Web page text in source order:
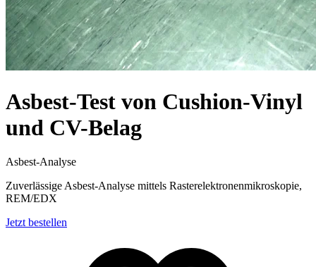
Asbest-Test von Cushion-Vinyl
und CV-Belag
Asbest-Analyse
Zuverlässige Asbest-Analyse mittels Rasterelektronenmikroskopie,
REM/EDX
Jetzt bestellen